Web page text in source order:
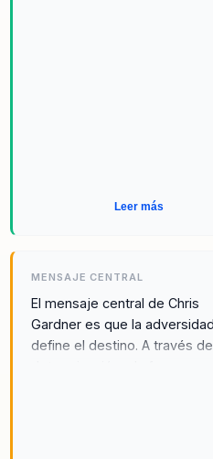
Leer más
MENSAJE CENTRAL
El mensaje central de Chris
Gardner es que la
define el destino. A través